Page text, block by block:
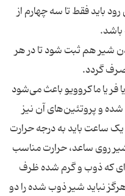
باید فقط تا سه چهارم از
شیر هم ثبت شود تا در هر
یا ماکروویو باعث می‌شود
و پروتئین‌های آن نیز
یک ساعت باید به درجه حرارت
روی ساعد، حرارت مناسب
که ذوب و گرم شده ظرف
نباید شیر ذوب شده را دو